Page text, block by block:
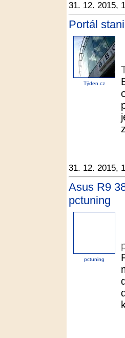
31. 12. 2015,
Portál
Týden.cz
31. 12. 2015,
Asus R9
pctuning
pctuning